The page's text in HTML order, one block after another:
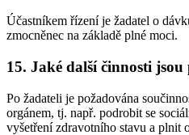
Účastníkem řízení je žadatel o
zmocněnec na základě plné moci.
15. Jaké další činnosti
Po žadateli je požadována
orgánem, tj. např. podrobit se
vyšetření zdravotního stavu a plnit